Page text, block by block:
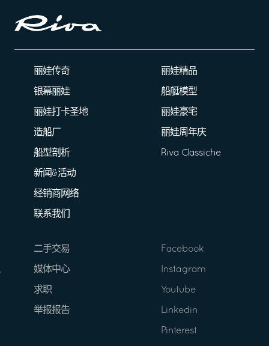
丽娃传奇
银幕丽娃
丽娃打卡圣地
造船厂
船型剖析
新闻&活动
经销商网络
联系我们
丽娃精品
船艇模型
丽娃豪宅
丽娃周年庆
Riva Classiche
二手交易
媒体中心
求职
举报报告
Facebook
Instagram
Youtube
Linkedin
Pinterest